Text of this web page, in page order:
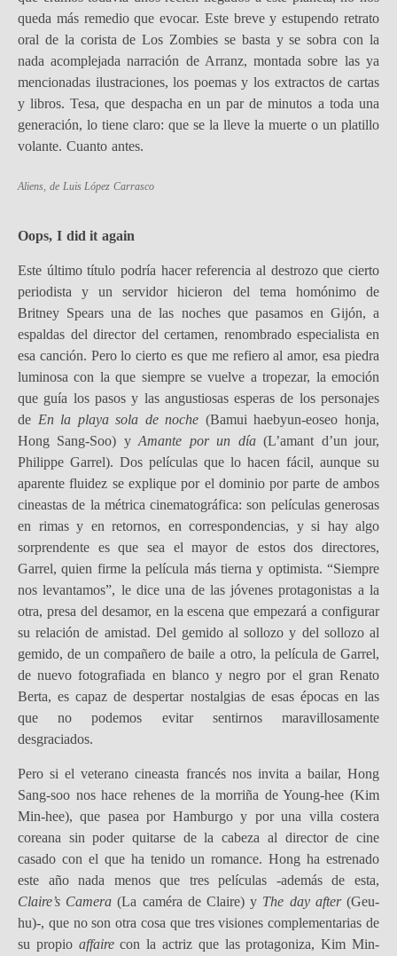
queda más remedio que evocar. Este breve y estupendo retrato
oral de la corista de Los Zombies se basta y se sobra con la
nada acomplejada narración de Arranz, montada sobre las ya
mencionadas ilustraciones, los poemas y los extractos de cartas
y libros. Tesa, que despacha en un par de minutos a toda una
generación, lo tiene claro: que se la lleve la muerte o un platillo
volante. Cuanto antes.
Aliens, de Luis López Carrasco
Oops, I did it again
Este último título podría hacer referencia al destrozo que cierto
periodista y un servidor hicieron del tema homónimo de
Britney Spears una de las noches que pasamos en Gijón, a
espaldas del director del certamen, renombrado especialista en
esa canción. Pero lo cierto es que me refiero al amor, esa piedra
luminosa con la que siempre se vuelve a tropezar, la emoción
que guía los pasos y las angustiosas esperas de los personajes
de En la playa sola de noche (Bamui haebyun-eoseo honja,
Hong Sang-Soo) yAmante por un día(L’amant d’un jour,
Philippe Garrel). Dos películas que lo hacen fácil, aunque su
aparente fluidez se explique por el dominio por parte de ambos
cineastas de la métrica cinematográfica: son películas generosas
en rimas y en retornos, en correspondencias, y si hay algo
sorprendente es que sea el mayor de estos dos directores,
Garrel, quien firme la película más tierna y optimista. “Siempre
nos levantamos”, le dice una de las jóvenes protagonistas a la
otra, presa del desamor, en la escena que empezará a configurar
su relación de amistad. Del gemido al sollozo y del sollozo al
gemido, de un compañero de baile a otro, la película de Garrel,
de nuevo fotografiada en blanco y negro por el gran Renato
Berta, es capaz de despertar nostalgias de esas épocas en las
que no podemos evitar sentirnos maravillosamente
desgraciados.
Pero si el veterano cineasta francés nos invita a bailar, Hong
Sang-soo nos hace rehenes de la morriña de Young-hee (Kim
Min-hee), que pasea por Hamburgo y por una villa costera
coreana sin poder quitarse de la cabeza al director de cine
casado con el que ha tenido un romance. Hong ha estrenado
este año nada menos que tres películas -además de esta,
Claire’s Camera (La caméra de Claire) y The day after(Geu-
hu)-, que no son otra cosa que tres visiones complementarias de
su propio affairecon la actriz que las protagoniza, Kim Min-